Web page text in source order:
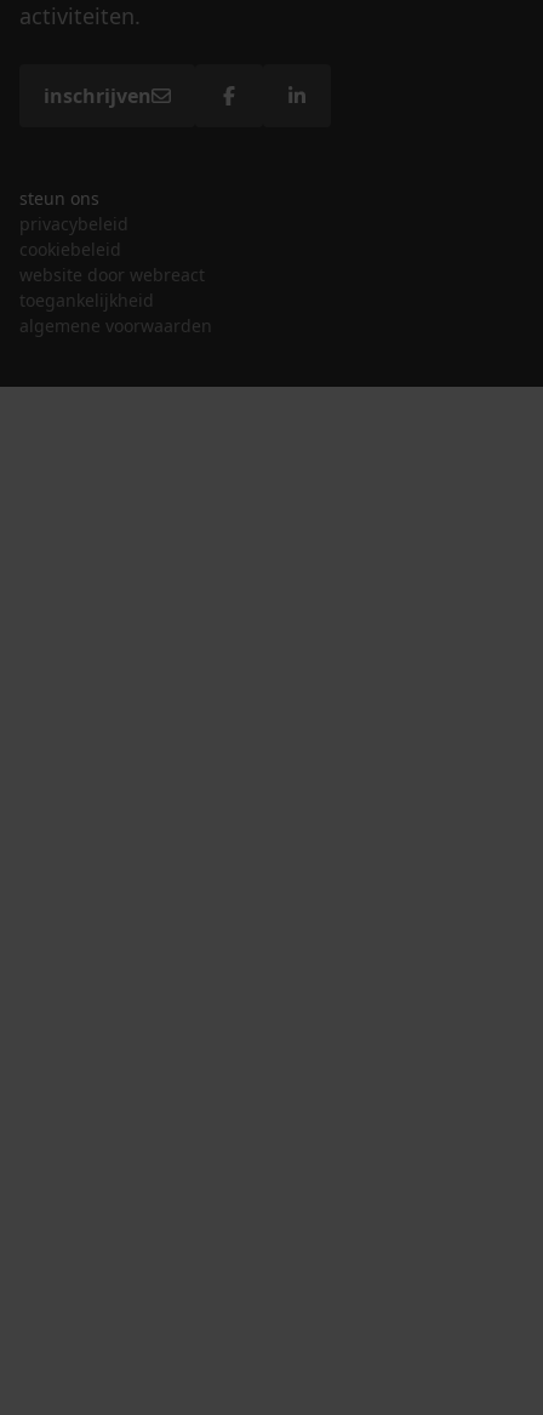
activiteiten.
inschrijven
steun ons
privacybeleid
cookiebeleid
website door webreact
toegankelijkheid
algemene voorwaarden